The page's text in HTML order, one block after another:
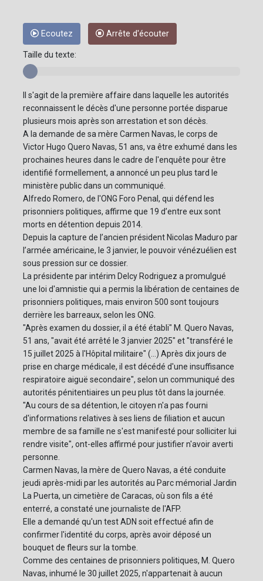
Ecoutez Arrête d'écouter
Taille du texte:
Il s'agit de la première affaire dans laquelle les autorités
reconnaissent le décès d'une personne portée disparue
plusieurs mois après son arrestation et son décès.
A la demande de sa mère Carmen Navas, le corps de
Victor Hugo Quero Navas, 51 ans, va être exhumé dans les
prochaines heures dans le cadre de l'enquête pour être
identifié formellement, a annoncé un peu plus tard le
ministère public dans un communiqué.
Alfredo Romero, de l'ONG Foro Penal, qui défend les
prisonniers politiques, affirme que 19 d’entre eux sont
morts en détention depuis 2014.
Depuis la capture de l’ancien président Nicolas Maduro par
l’armée américaine, le 3 janvier, le pouvoir vénézuélien est
sous pression sur ce dossier.
La présidente par intérim Delcy Rodriguez a promulgué
une loi d'amnistie qui a permis la libération de centaines de
prisonniers politiques, mais environ 500 sont toujours
derrière les barreaux, selon les ONG.
"Après examen du dossier, il a été établi" M. Quero Navas,
51 ans, "avait été arrêté le 3 janvier 2025" et "transféré le
15 juillet 2025 à l'Hôpital militaire" (...) Après dix jours de
prise en charge médicale, il est décédé d'une insuffisance
respiratoire aiguë secondaire", selon un communiqué des
autorités pénitentiaires un peu plus tôt dans la journée.
"Au cours de sa détention, le citoyen n'a pas fourni
d'informations relatives à ses liens de filiation et aucun
membre de sa famille ne s'est manifesté pour solliciter lui
rendre visite", ont-elles affirmé pour justifier n'avoir averti
personne.
Carmen Navas, la mère de Quero Navas, a été conduite
jeudi après-midi par les autorités au Parc mémorial Jardin
La Puerta, un cimetière de Caracas, où son fils a été
enterré, a constaté une journaliste de l'AFP.
Elle a demandé qu'un test ADN soit effectué afin de
confirmer l'identité du corps, après avoir déposé un
bouquet de fleurs sur la tombe.
Comme des centaines de prisonniers politiques, M. Quero
Navas, inhumé le 30 juillet 2025, n'appartenait à aucun